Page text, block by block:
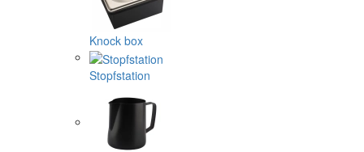
Knock box
Stopfstation